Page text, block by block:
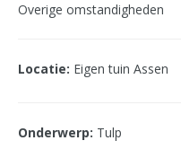
Overige omstandigheden
Locatie: Eigen tuin Assen
Onderwerp: Tulp